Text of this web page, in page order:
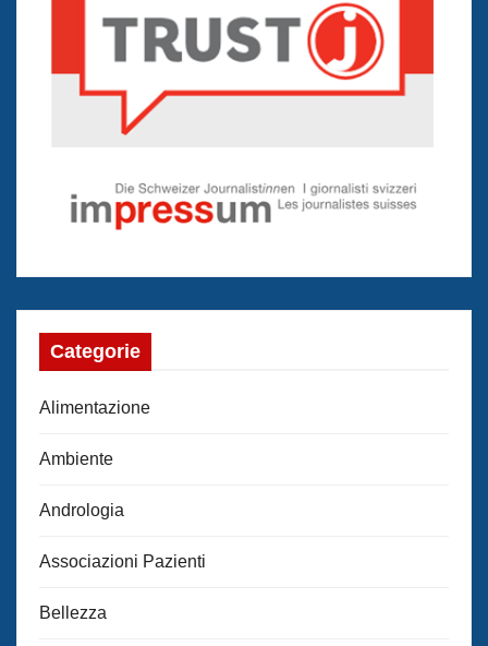
Categorie
Alimentazione
Ambiente
Andrologia
Associazioni Pazienti
Bellezza